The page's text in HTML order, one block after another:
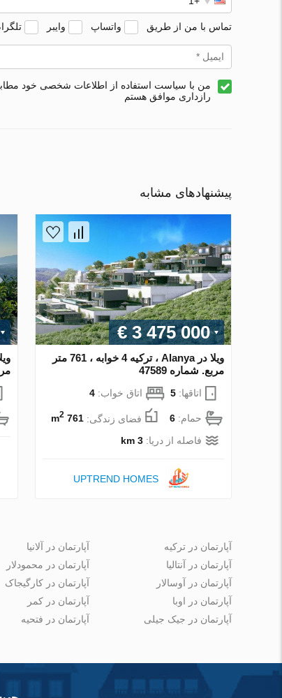
تماس با من از طریق واتساپ وایبر
من با سیاست استفاده از اطلاعات شخصی خود
رازداری موافق هستم
پیشنهادهای مشابه
€ 3 475 000
ویلا در Alanya ، ترکیه 4 خوابه ، 761 متر
مربع. شماره 47589
اتاقها: 5 اتاق خواب: 4
حمام: 6 فضای زندگی: 761 m
2
فاصله از دریا: 3 km
UPTREND HOMES
آپارتمان در ترکیه
آپارتمان در آنتالیا
آپارتمان در آوسالار
آپارتمان در اوبا
آپارتمان در جیک جیلی
آپارتمان در آلانیا
آپارتمان در محمودلار
آپارتمان در کارگیجاک
آپارتمان در کمر
آپارتمان در فتحیه